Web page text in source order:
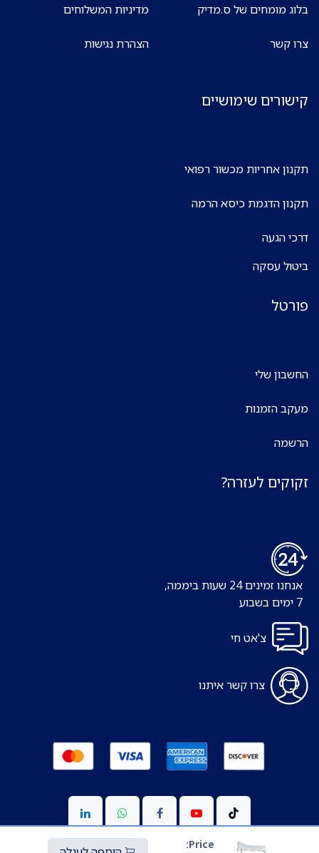
Price:
בלוג מומחים של ס.מדיק
צרו קשר
מדיניות המשלוחים
הצהרת נגישות
קישורים שימושיים
תקנון אחריות מכשור רפואי
תקנון הדגמת כיסא הרמה
דרכי הגעה
ביטול עסקה
פורטל
החשבון שלי
מעקב הזמנות
הרשמה
זקוקים לעזרה?
אנחנו זמינים 24 שעות ביממה,
צ'אט חי
צרו קשר איתנו